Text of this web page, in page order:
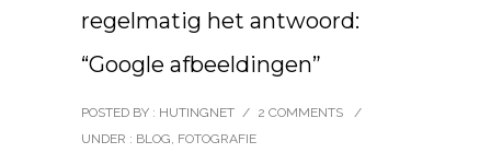
regelmatig het antwoord:
“Google afbeeldingen”
POSTED BY : HUTINGNET / 2 COMMENTS
/
UNDER : BLOG FOTOGRAFIE